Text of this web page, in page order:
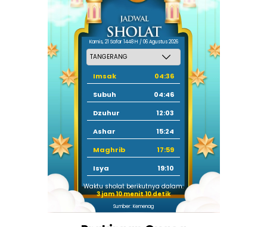
Kamis, 21 Safar 1448 H / 06 Agustus 2026
Imsak
04:36
Subuh
04:46
Dzuhur
12:03
Ashar
15:24
Maghrib
17:59
Isya
19:10
Waktu sholat berikutnya dalam:
3 jam 10 menit 9 detik
Sumber: Kemenag